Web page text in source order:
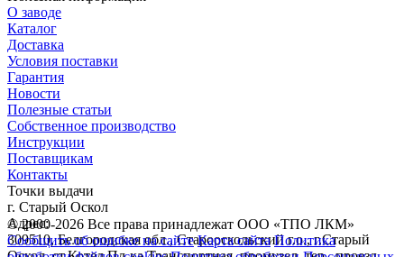
О заводе
Каталог
Доставка
Условия поставки
Гарантия
Новости
Полезные статьи
Собственное производство
Инструкции
Поставщикам
Контакты
Точки выдачи
г. Старый Оскол
Адрес:
309510, Белгородская обл., Старооскольский г.о., г.Старый
© 2000-2026 Все права принадлежат ООО «ТПО ЛКМ»
Сообщить об ошибке на сайте Карта сайта Политика